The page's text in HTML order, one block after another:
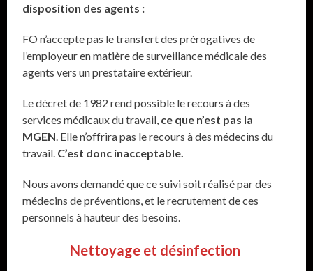
disposition des agents :
FO n’accepte pas le transfert des prérogatives de
l’employeur en matière de surveillance médicale des
agents vers un prestataire extérieur.
Le décret de 1982 rend possible le recours à des
services médicaux du travail, ce que n’est pas la
MGEN . Elle n’offrira pas le recours à des médecins du
travail. C’est donc inacceptable.
Nous avons demandé que ce suivi soit réalisé par des
médecins de préventions, et le recrutement de ces
personnels à hauteur des besoins.
Nettoyage et désinfection